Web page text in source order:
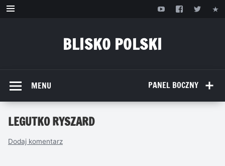
Przejdź
BLISKO POLSKI
PANEL BOCZNY
MENU
LEGUTKO RYSZARD
Dodaj komentarz